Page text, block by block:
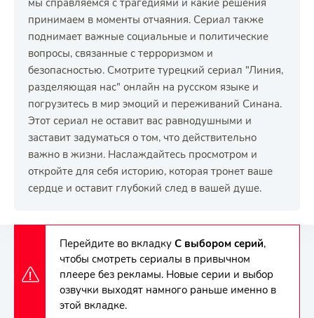
мы справляемся с трагедиями и какие решения
принимаем в моменты отчаяния. Сериал также
поднимает важные социальные и политические
вопросы, связанные с терроризмом и
безопасностью. Смотрите турецкий сериал "Линия,
разделяющая нас" онлайн на русском языке и
погрузитесь в мир эмоций и переживаний Синана.
Этот сериал не оставит вас равнодушными и
заставит задуматься о том, что действительно
важно в жизни. Наслаждайтесь просмотром и
откройте для себя историю, которая тронет ваше
сердце и оставит глубокий след в вашей душе.
Перейдите во вкладку С выбором серий,
чтобы смотреть сериалы в привычном
плеере без рекламы. Новые серии и выбор
озвучки выходят намного раньше именно в
этой вкладке.